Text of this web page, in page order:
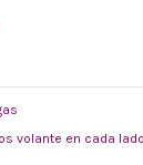
volante en cada